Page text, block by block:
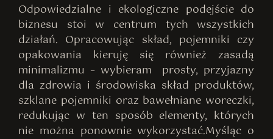
Odpowiedzialne i ekologiczne podejście do
biznesu stoi w centrum tych wszystkich
działań. Opracowując skład, pojemniki czy
opakowania kieruję się również zasadą
minimalizmu – wybieram prosty, przyjazny
dla zdrowia i środowiska skład produktów,
szklane pojemniki oraz bawełniane woreczki,
redukując w ten sposób elementy, których
nie można ponownie wykorzystać.Myśląc o